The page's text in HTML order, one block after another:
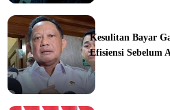
Kesulitan Bayar
Efisiensi Sebelum